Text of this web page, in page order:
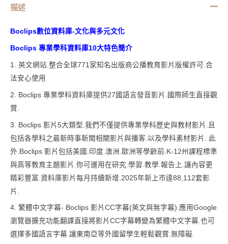
描述
Boclips數位資料庫-文化與多元文化
Boclips 專業學科資料庫10大特色簡介
1. 英文網站.整合全球771家知名出版商公播教育影片版權許可.合
法安心使用
2. Boclips 專業學科資料庫提供27國語言發音影片.國際師生直接觀
賞.
3. Boclips 影片5大類型.我們不僅提供專業學科歷史與教材影片.且
包括各學科之最新時事新聞相關影片與播客.以及學科素材影片. 此
外.Boclips 影片包括美國.印度.澳洲.歐洲等學齡前.K-12州課程標準
與高等教育主題影片.你可運用在研究.學習.教學.報告上.讓內容更
精彩豐富.資料庫影片每月持續新增.2025年新上市達88,112套影
片.
4. 繁體中文字幕- Boclips 影片CC字幕(英文與無字幕).應用Google
瀏覽器擴充功能翻譯直接將影片CC字幕轉變為繁體中文字幕.也可
選擇多國語言字幕.讓東南亞等外國留學生輕鬆觀賞.無障礙.